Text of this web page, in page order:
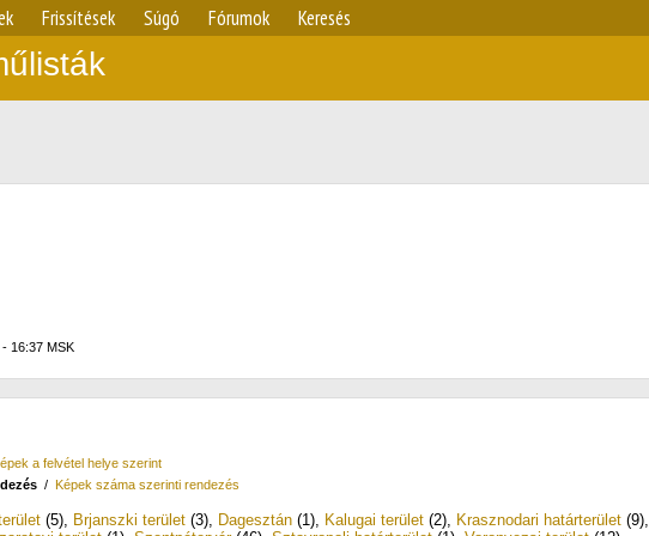
Frissítések Súgó Fórumok Keresés
16:37 MSK
a felvétel helye szerint
/ Képek száma szerinti rendezés
(5), Brjanszki terület (3), Dagesztán (1), Kalugai terület (2), Krasznodari határterület (9),